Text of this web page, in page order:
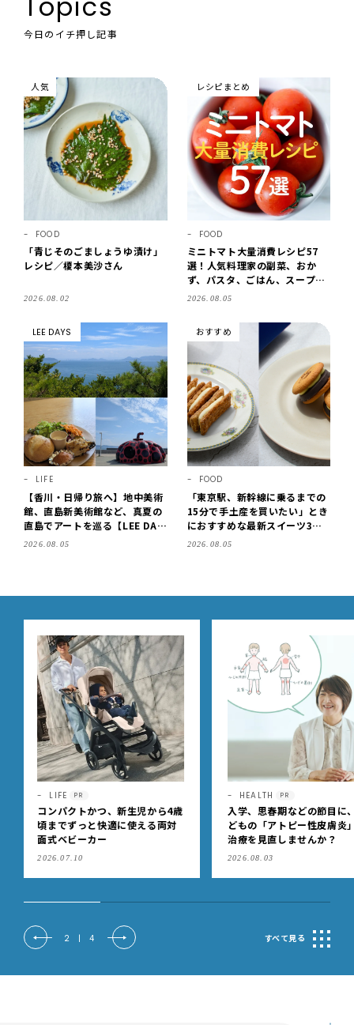
今日のイチ押し記事
人気
FOOD
「青じそのごましょうゆ漬け」
レシピ／榎本美沙さん
2026.08.02
レシピまとめ
FOOD
ミニトマト大量消費レシピ57
選！人気料理家の副菜、おか
ず、パスタ、ごはん、スープま
で【保存版】
2026.08.05
LEE DAYS
LIFE
【香川・日帰り旅へ】地中美術
館、直島新美術館など、真夏の
直島でアートを巡る【LEE DAY
S club ミワコ】
2026.08.05
おすすめ
FOOD
「東京駅、新幹線に乗るまでの
15分で手土産を買いたい」とき
におすすめな最新スイーツ3選
【東京駅改札内・朝8時開店】
2026.08.05
HEALTH
入学、思春期などの節目に、子
どもの「アトピー性皮膚炎」の
治療を見直しませんか？
2026.08.03
HEALTH PR
もうニオイを気にしなくっ
いい！「のびのび®サロン
®フィット®α （無臭性）」
肩こりや足腰のダルさを出
2026.07.08
2 | 4 すべて見る